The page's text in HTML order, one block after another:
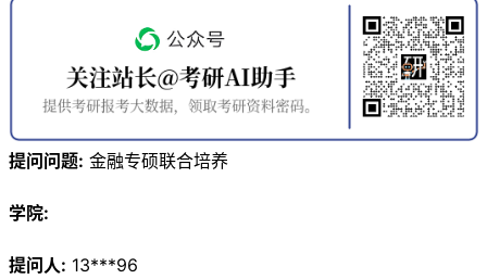
提问问题: 金融专硕联合培养
学院:
提问人: 13***96